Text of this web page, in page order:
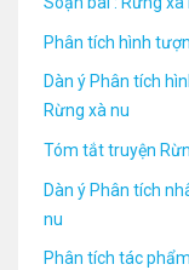
Phân tích hình
Dàn ý Phân tích
Rừng xà nu
Tóm tắt truyện
Dàn ý Phân tích
nu
Phân tích tác